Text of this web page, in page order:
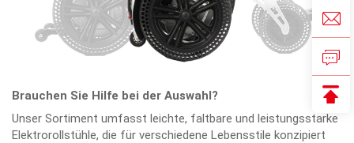
Brauchen Sie Hilfe bei der Auswahl?
Unser Sortiment umfasst leichte, faltbare und leistungsstarke
Elektrorollstühle, die für verschiedene Lebensstile konzipiert